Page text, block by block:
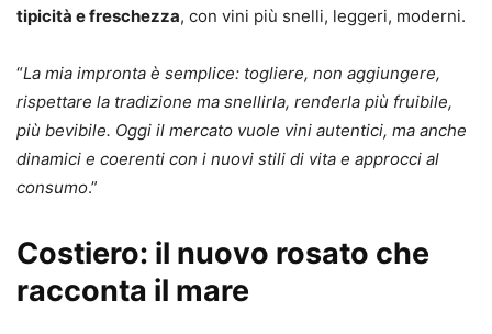
tipicità e freschezza, con vini più snelli, leggeri, moderni.
“La mia impronta è semplice: togliere, non aggiungere,
rispettare la tradizione ma snellirla, renderla più fruibile,
più bevibile. Oggi il mercato vuole vini autentici, ma anche
dinamici e coerenti con i nuovi stili di vita e approcci al
consumo.”
Costiero: il nuovo rosato che
racconta il mare